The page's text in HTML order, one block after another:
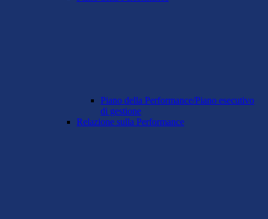
Piano della Performance/Piano esecutivo
di gestione
Relazione sulla Performance